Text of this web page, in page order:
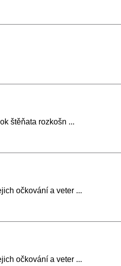
štěňata rozkošn ...
očkování a veter ...
očkování a veter ...